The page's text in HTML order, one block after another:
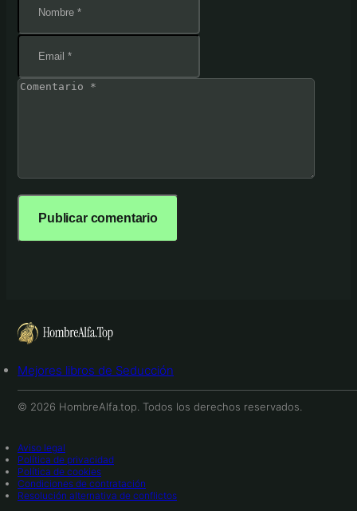
Mejores libros de Seducción
© 2026 HombreAlfa.top. Todos los derechos reservados.
Aviso legal
Política de privacidad
Política de cookies
Condiciones de contratación
Resolución alternativa de conflictos